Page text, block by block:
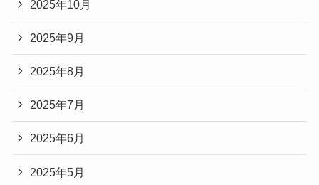
2025年10月
2025年9月
2025年8月
2025年7月
2025年6月
2025年5月